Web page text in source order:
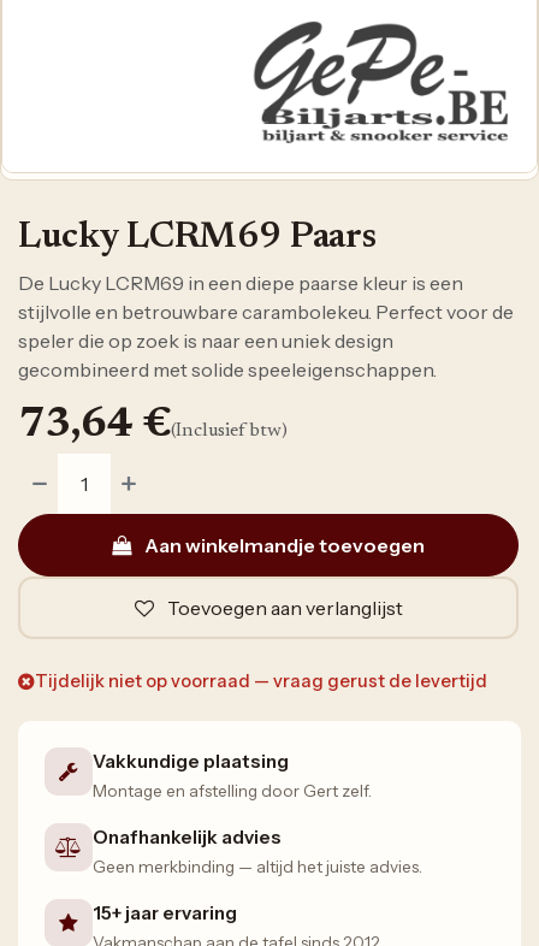
Lucky LCRM69 Paars
De Lucky LCRM69 in een diepe paarse kleur is een
stijlvolle en betrouwbare carambolekeu. Perfect voor de
speler die op zoek is naar een uniek design
gecombineerd met solide speeleigenschappen.
Aan winkelmandje toevoegen
Toevoegen aan verlanglijst
73,64 €(Inclusief btw)
Tijdelijk niet op voorraad — vraag gerust de levertijd
Vakkundige plaatsing
Montage en afstelling door Gert zelf.
Onafhankelijk advies
Geen merkbinding — altijd het juiste advies.
15+ jaar ervaring